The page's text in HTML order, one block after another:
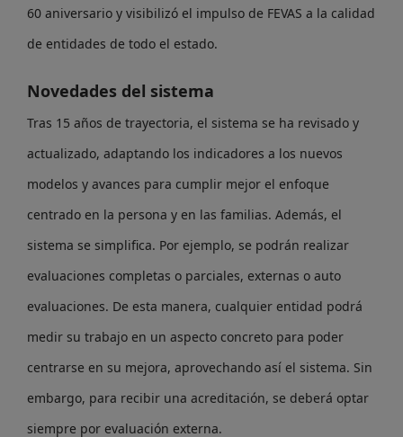
60 aniversario y visibilizó el impulso de FEVAS a la calidad
de entidades de todo el estado.
Novedades del sistema
Tras 15 años de trayectoria, el sistema se ha revisado y
actualizado, adaptando los indicadores a los nuevos
modelos y avances para cumplir mejor el enfoque
centrado en la persona y en las familias. Además, el
sistema se simplifica. Por ejemplo, se podrán realizar
evaluaciones completas o parciales, externas o auto
evaluaciones. De esta manera, cualquier entidad podrá
medir su trabajo en un aspecto concreto para poder
centrarse en su mejora, aprovechando así el sistema. Sin
embargo, para recibir una acreditación, se deberá optar
siempre por evaluación externa.